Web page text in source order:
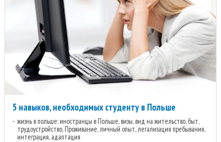
5 навыков, необходимых студенту в Польше
жизнь в польше: иностранцы в Польше, визы, вид на жительство, быт,
трудоустройство, Проживание, личный опыт, легализация пребывания,
интеграция, адаптация